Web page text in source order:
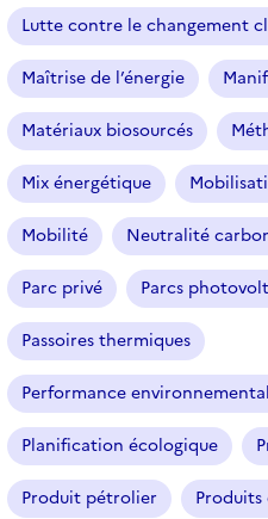
Lutte contre le changement
Maîtrise de l’énergie
Matériaux biosourcés
Mix énergétique
Mobilité Neutralité
Parc privé Parcs
Passoires thermiques
Performance
Planification écologique
Produit pétrolier Produits